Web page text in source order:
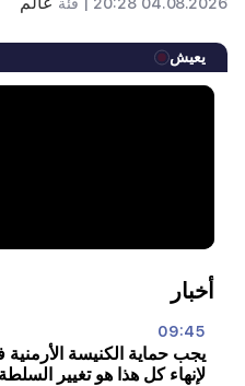
يعيش
أخبار
09:45
يجب حماية الكنيسة
لإنهاء كل هذا هو تغيير